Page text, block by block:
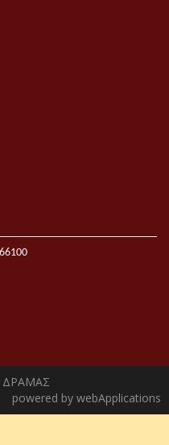
ΔΡΑΜΑΣ
powered by webApplications